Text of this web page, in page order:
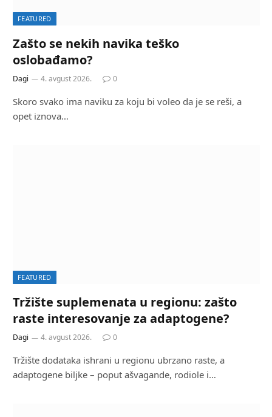
FEATURED
Zašto se nekih navika teško
oslobađamo?
Dagi 4. avgust 2026. 0
Skoro svako ima naviku za koju bi voleo da je se reši, a
opet iznova…
FEATURED
Tržište suplemenata u regionu: zašto
raste interesovanje za adaptogene?
Dagi 4. avgust 2026. 0
Tržište dodataka ishrani u regionu ubrzano raste, a
adaptogene biljke – poput ašvagande, rodiole i…